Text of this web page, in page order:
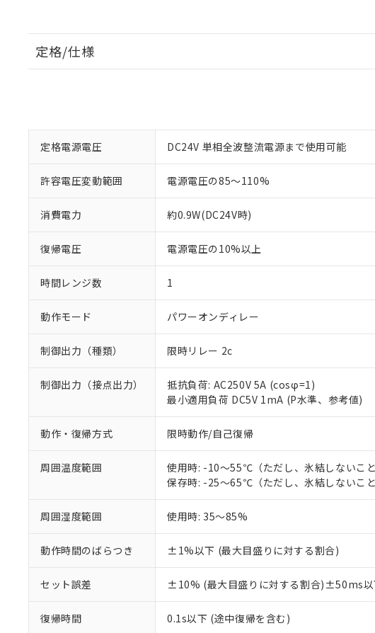
定格/仕様
定格電源電圧 DC24V 単相全波整流電源まで使用可能
許容電圧変動範囲 電源電圧の85～110%
消費電力 約0.9W(DC24V時)
復帰電圧 電源電圧の10%以上
時間レンジ数 1
動作モード パワーオンディレー
制御出力（種類） 限時リレー 2c
制御出力（接点出力）
抵抗負荷: AC250V 5A (cosφ=1)
最小適用負荷 DC5V 1mA (P水準、参考値)
動作・復帰方式 限時動作/自己復帰
周囲温度範囲
使用時: -10～55℃（ただし、氷結しないこと
保存時: -25～65℃（ただし、氷結しないこと
周囲湿度範囲 使用時: 35～85%
動作時間のばらつき ±1%以下 (最大目盛りに対する割合)
セット誤差 ±10% (最大目盛りに対する割合)±50ms以
復帰時間 0.1s以下 (途中復帰を含む)
ご利用条件
対応済み：EU RoHS指令（
対応予定：EU RoHS指令（10
対応予定なし：EU RoHS指令
調査・確認中：EU RoHS指令
仕入先様の事情により、非含
があります。
※1 中国RoHS○×表